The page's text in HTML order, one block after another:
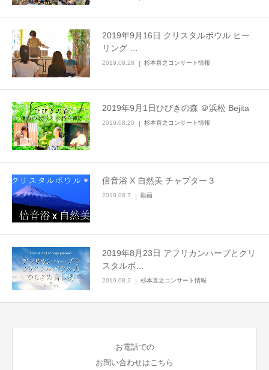
2019年9月16日 クリスタルボウル ヒー
リング …
2019.08.28 杉本直之コンサート情報
2019年9月1日ひびきの森 ＠浜松 Bejita
2019.08.20 杉本直之コンサート情報
倍音浴 X 自然美 チャプター３
2019.08.7 動画
2019年8月23日 アフリカンハープとクリ
スタルボ…
2019.08.2 杉本直之コンサート情報
お電話での
お問い合わせはこちら